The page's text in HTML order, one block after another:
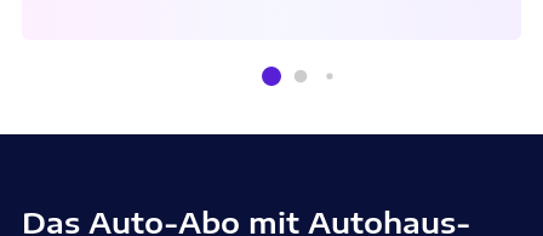
Das Auto-Abo mit Autohaus-